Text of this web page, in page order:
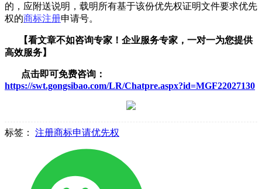
的，应附送说明，载明所有基于该份优先权证明文件要求优先
权的商标注册申请号。
【看文章不如咨询专家！企业服务专家，一对一为您提供
高效服务】
点击即可免费咨询：
https://swt.gongsibao.com/LR/Chatpre.aspx?id=MGF22027130
标签： 注册商标申请优先权